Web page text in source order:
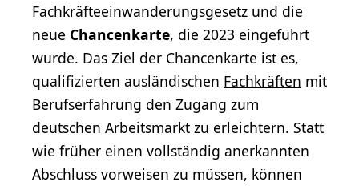
Fachkräfteeinwanderungsgesetz und die
neue Chancenkarte, die 2023 eingeführt
wurde. Das Ziel der Chancenkarte ist es,
qualifizierten ausländischen Fachkräften mit
Berufserfahrung den Zugang zum
deutschen Arbeitsmarkt zu erleichtern. Statt
wie früher einen vollständig anerkannten
Abschluss vorweisen zu müssen, können